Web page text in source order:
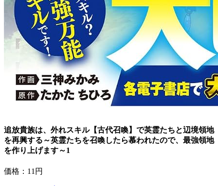
追放貴族は、外れスキル【古代召喚】で英霊たちと辺境領地
を再興する～英霊たちを召喚したら慕われたので、最強領地
を作り上げます～1
価格：11円